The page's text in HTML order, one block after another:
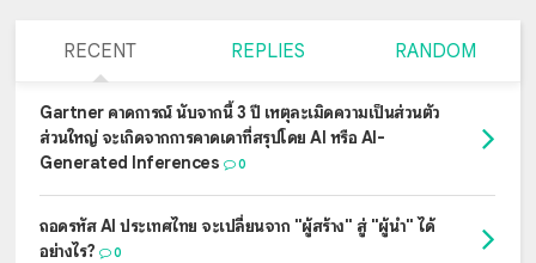
RECENT REPLIES RANDOM
Gartner คาดการณ์ นับจากนี้ 3 ปี เหตุละเมิดความเป็นส่วนตัว
ส่วนใหญ่ จะเกิดจากการคาดเดาที่สรุปโดย AI หรือ AI-
Generated Inferences
0
ถอดรหัส AI ประเทศไทย จะเปลี่ยนจาก "ผู้สร้าง" สู่ "ผู้นำ" ได้
อย่างไร?
0